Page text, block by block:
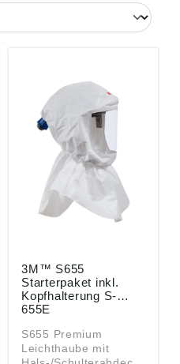
3M™ S655
Starterpaket inkl.
Kopfhalterung S-
655E
S655 Premium
Leichthaube mit